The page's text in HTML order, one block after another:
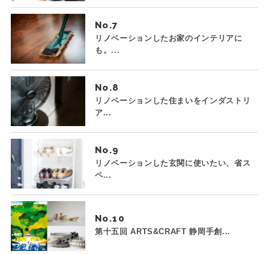
No.
リノベーションしたお家のインテリアに
も。...
No.
リノベーションした住まいをインダストリ
ア...
No.
リノベーションした玄関に使いたい、省ス
ペ...
No.
第十五回 ARTS&CRAFT 静岡手創...